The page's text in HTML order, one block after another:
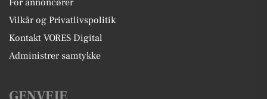
For annoncører
Vilkår og Privatlivspolitik
Kontakt VORES Digital
Administrer samtykke